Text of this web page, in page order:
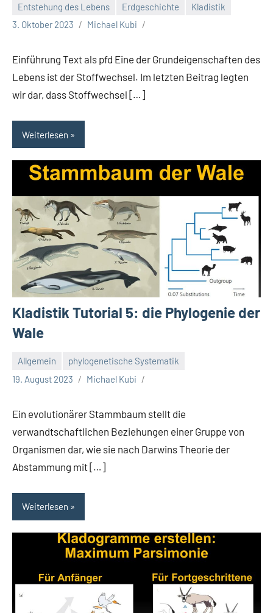
Entstehung des Lebens Erdgeschichte
Kladistik
3. Oktober 2023
Michael Kubi
Einführung Text als pfd Eine der Grundeigenschaften des
Lebens ist der Stoffwechsel. Im letzten Beitrag legten
wir dar, dass Stoffwechsel […]
Weiterlesen
Kladistik Tutorial 5: die Phylogenie der
Wale
Allgemein
phylogenetische Systematik
19. August 2023
Michael Kubi
Ein evolutionärer Stammbaum stellt die
verwandtschaftlichen Beziehungen einer Gruppe von
Organismen dar, wie sie nach Darwins Theorie der
Abstammung mit […]
Weiterlesen